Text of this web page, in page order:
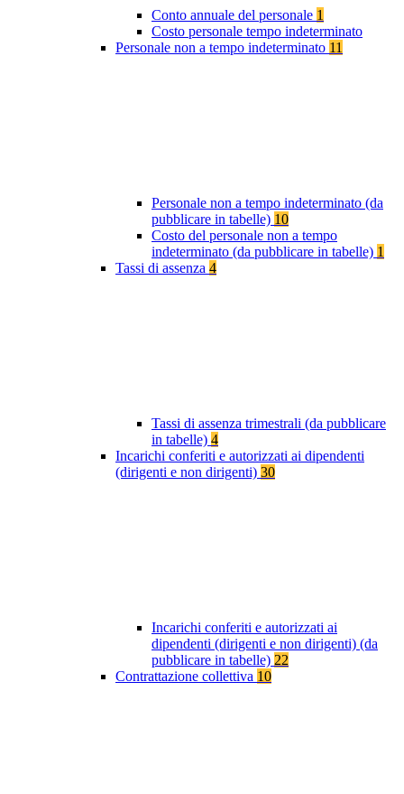
Conto annuale del personale 1
Costo personale tempo indeterminato
Personale non a tempo indeterminato 11
Personale non a tempo indeterminato (da
pubblicare in tabelle) 10
Costo del personale non a tempo
indeterminato (da pubblicare in tabelle) 1
Tassi di assenza 4
Tassi di assenza trimestrali (da pubblicare
in tabelle) 4
Incarichi conferiti e autorizzati ai dipendenti
(dirigenti e non dirigenti) 30
Incarichi conferiti e autorizzati ai
dipendenti (dirigenti e non dirigenti) (da
pubblicare in tabelle) 22
Contrattazione collettiva 10